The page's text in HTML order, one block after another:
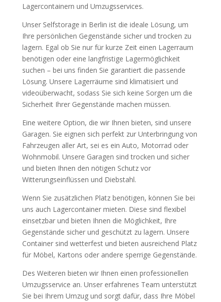
Lagercontainern und Umzugsservices.
Unser Selfstorage in Berlin ist die ideale Lösung, um
Ihre persönlichen Gegenstände sicher und trocken zu
lagern. Egal ob Sie nur für kurze Zeit einen Lagerraum
benötigen oder eine langfristige Lagermöglichkeit
suchen – bei uns finden Sie garantiert die passende
Lösung. Unsere Lagerräume sind klimatisiert und
videoüberwacht, sodass Sie sich keine Sorgen um die
Sicherheit Ihrer Gegenstände machen müssen.
Eine weitere Option, die wir Ihnen bieten, sind unsere
Garagen. Sie eignen sich perfekt zur Unterbringung von
Fahrzeugen aller Art, sei es ein Auto, Motorrad oder
Wohnmobil. Unsere Garagen sind trocken und sicher
und bieten Ihnen den nötigen Schutz vor
Witterungseinflüssen und Diebstahl.
Wenn Sie zusätzlichen Platz benötigen, können Sie bei
uns auch Lagercontainer mieten. Diese sind flexibel
einsetzbar und bieten Ihnen die Möglichkeit, Ihre
Gegenstände sicher und geschützt zu lagern. Unsere
Container sind wetterfest und bieten ausreichend Platz
für Möbel, Kartons oder andere sperrige Gegenstände.
Des Weiteren bieten wir Ihnen einen professionellen
Umzugsservice an. Unser erfahrenes Team unterstützt
Sie bei Ihrem Umzug und sorgt dafür, dass Ihre Möbel